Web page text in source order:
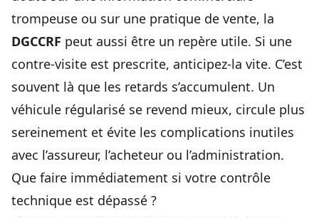
trompeuse ou sur une pratique de vente, la
DGCCRF peut aussi être un repère utile. Si une
contre-visite est prescrite, anticipez-la vite. C’est
souvent là que les retards s’accumulent. Un
véhicule régularisé se revend mieux, circule plus
sereinement et évite les complications inutiles
avec l’assureur, l’acheteur ou l’administration.
Que faire immédiatement si votre contrôle
technique est dépassé ?